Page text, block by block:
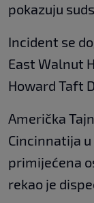
pokazuju
Incident se
East Walnut
Howard Taft
Američka
Cincinnatija
primijećena
rekao je